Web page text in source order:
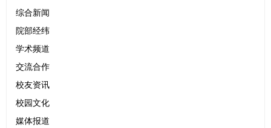
综合新闻
院部经纬
学术频道
交流合作
校友资讯
校园文化
媒体报道